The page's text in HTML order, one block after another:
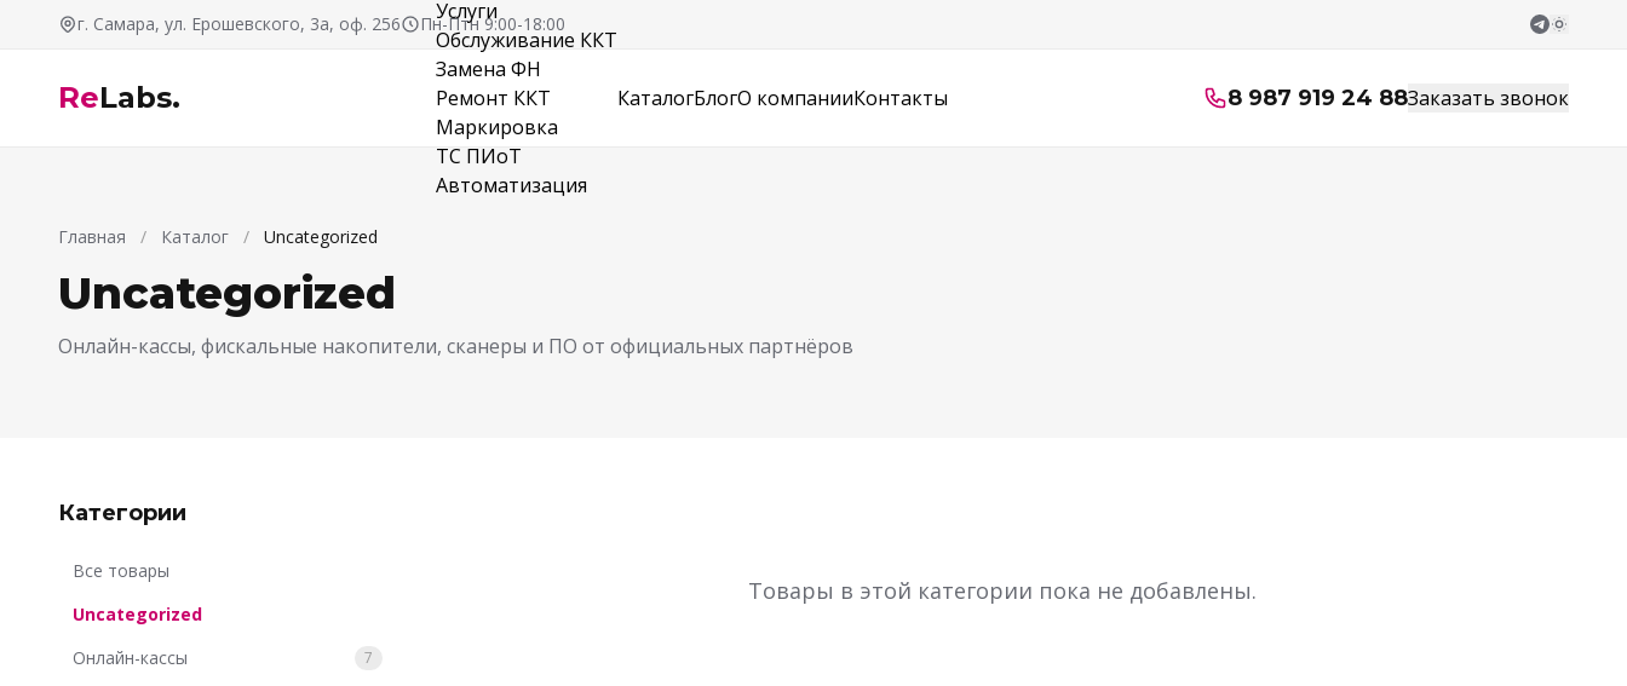
Перейти к содержимому
г. Самара, ул. Ерошевского, 3а, оф. 256 Пн-Птн 9:00-18:00
ReLabs.
Услуги
Обслуживание ККТ
Замена ФН
Ремонт ККТ
Маркировка
ТС ПИоТ
Автоматизация
КаталогБлогО компанииКонтакты 8 987 919 24 88Заказать звонок
Главная / Каталог / Uncategorized
Uncategorized
Онлайн-кассы, фискальные накопители, сканеры и ПО от официальных партнёров
Категории
Все товары
Uncategorized
Онлайн-кассы
7
Товары в этой категории пока не добавлены.